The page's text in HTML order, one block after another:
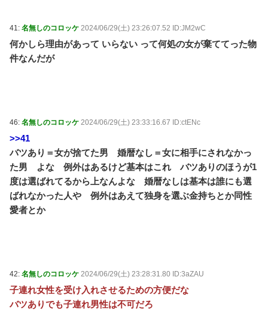
41: 名無しのコロッケ 2024/06/29(土) 23:26:07.52 ID:JM2wC
何かしら理由があって いらない って何処の女が棄ててった物
件なんだが
46: 名無しのコロッケ 2024/06/29(土) 23:33:16.67 ID:ctENc
>>41
バツあり＝女が捨てた男 婚暦なし＝女に相手にされなかっ
た男 よな 例外はあるけど基本はこれ バツありのほうが1
度は選ばれてるから上なんよな 婚暦なしは基本は誰にも選
ばれなかった人や 例外はあえて独身を選ぶ金持ちとか同性
愛者とか
42: 名無しのコロッケ 2024/06/29(土) 23:28:31.80 ID:3aZAU
子連れ女性を受け入れさせるための方便だな
バツありでも子連れ男性は不可だろ